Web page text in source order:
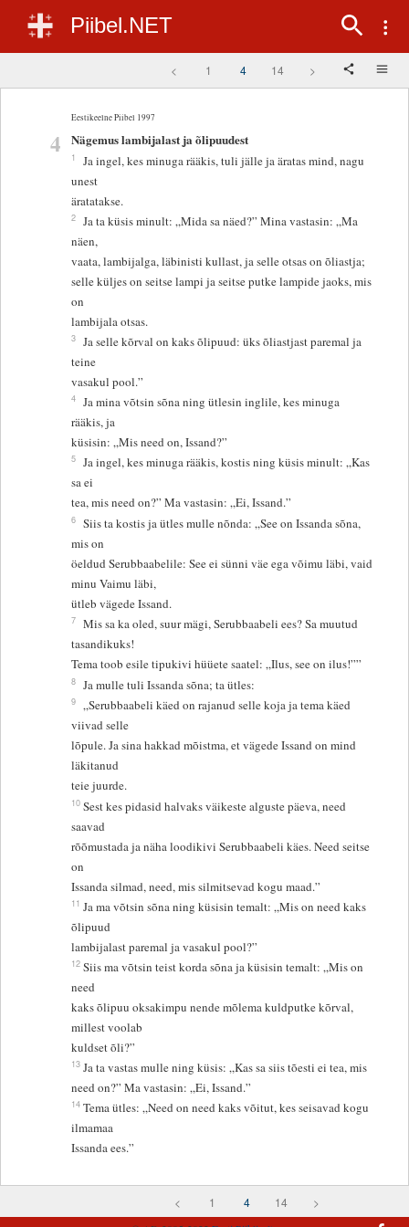
Piibel.NET
< 1 4 14 >
Eestikeelne Piibel 1997
4 Nägemus lambijalast ja õlipuudest
1
Ja ingel, kes minuga rääkis, tuli jälle ja äratas mind, nagu
unest
äratatakse.
2 Ja ta küsis minult: „Mida sa näed?” Mina vastasin: „Ma
näen,
vaata, lambijalga, läbinisti kullast, ja selle otsas on õliastja;
selle küljes on seitse lampi ja seitse putke lampide jaoks, mis
on
lambijala otsas.
3 Ja selle kõrval on kaks õlipuud: üks õliastjast paremal ja
teine
vasakul pool.”
4 Ja mina võtsin sõna ning ütlesin inglile, kes minuga
rääkis, ja
küsisin: „Mis need on, Issand?”
5 Ja ingel, kes minuga rääkis, kostis ning küsis minult: „Kas
sa ei
tea, mis need on?” Ma vastasin: „Ei, Issand.”
6 Siis ta kostis ja ütles mulle nõnda: „See on Issanda sõna,
mis on
öeldud Serubbaabelile: See ei sünni väe ega võimu läbi, vaid
minu Vaimu läbi,
ütleb vägede Issand.
7 Mis sa ka oled, suur mägi, Serubbaabeli ees? Sa muutud
tasandikuks!
Tema toob esile tipukivi hüüete saatel: „Ilus, see on ilus!””
8 Ja mulle tuli Issanda sõna; ta ütles:
9 „Serubbaabeli käed on rajanud selle koja ja tema käed
viivad selle
lõpule. Ja sina hakkad mõistma, et vägede Issand on mind
läkitanud
teie juurde.
10 Sest kes pidasid halvaks väikeste alguste päeva, need
saavad
rõõmustada ja näha loodikivi Serubbaabeli käes. Need seitse
on
Issanda silmad, need, mis silmitsevad kogu maad.”
11 Ja ma võtsin sõna ning küsisin temalt: „Mis on need kaks
õlipuud
lambijalast paremal ja vasakul pool?”
12 Siis ma võtsin teist korda sõna ja küsisin temalt: „Mis on
need
kaks õlipuu oksakimpu nende mõlema kuldputke kõrval,
millest voolab
kuldset õli?”
13 Ja ta vastas mulle ning küsis: „Kas sa siis tõesti ei tea, mis
need on?” Ma vastasin: „Ei, Issand.”
14 Tema ütles: „Need on need kaks võitut, kes seisavad kogu
ilmamaa
Issanda ees.”
< 1 4 14 >